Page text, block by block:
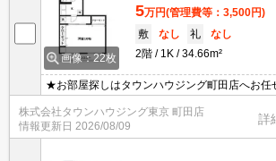
画像：22枚
5万円(管理費等：3,500円)
敷
なし 礼
なし
2階
1K 34.66m²
★お部屋探しはタウンハウジング町田店へお任
のご条件にピッタリなお部屋をご紹介可能です
が精一杯お手伝いさせていただきます！！★
株式会社タウンハウジング東京 町田店
情報更新日 2026/08/09
詳